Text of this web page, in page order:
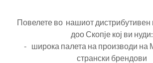
Повелете во нашиот дистрибутивен
доо Скопје кој ви нуди:
- широка палета на производи на
странски брендови